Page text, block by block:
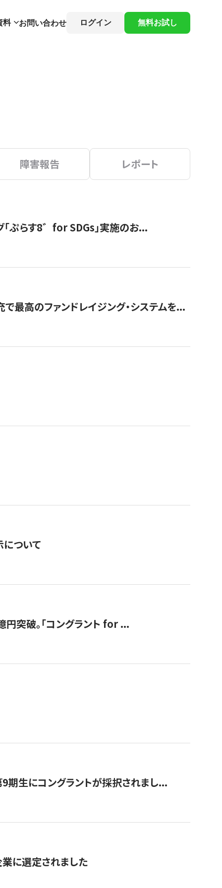
料 お問い合わせ ログイン 無料お試し
障害報告 レポート
ぷらす8゛for SDGs」実施のお...
最高のファンドレイジング・システムを...
ついて
突破。「コングラント for ...
9期生にコングラントが採択されまし...
に選定されました